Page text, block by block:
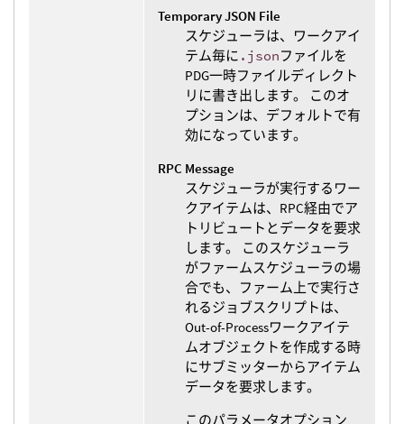
Temporary JSON File
スケジューラは、ワークアイ
テム毎に .jsonファイルを
PDG一時ファイルディレクト
リに書き出します。 このオ
プションは、デフォルトで有
効になっています。
RPC Message
スケジューラが実行するワー
クアイテムは、RPC経由でア
トリビュートとデータを要求
します。 このスケジューラ
がファームスケジューラの場
合でも、ファーム上で実行さ
れるジョブスクリプトは、
Out-of-Processワークアイテ
ムオブジェクトを作成する時
にサブミッターからアイテム
データを要求します。
このパラメータオプション